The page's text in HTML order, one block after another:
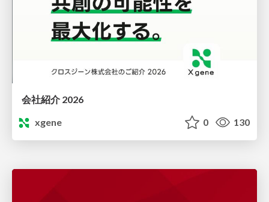
会社紹介 2026
xgene
0 130